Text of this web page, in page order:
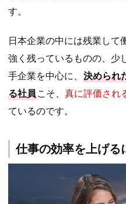
す。
日本企業の中には残業して
強く残っているものの、少
手企業を中心に、 決められ
る社員こそ、 真に評価され
ているのです。
仕事の効率を上げる